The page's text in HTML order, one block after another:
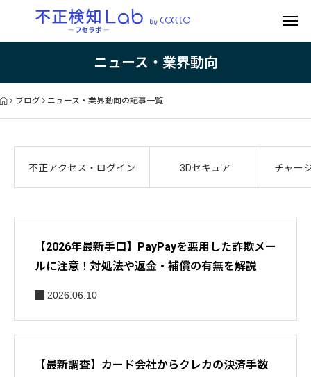
ニュース・業界動向
ブログ ニュース・業界動向の記事一覧
不正アクセス・ログイン 3Dセキュア チャー
【2026年最新手口】PayPayを悪用した詐欺メー
ルに注意！対処法や返金・補償の有無を解説
2026.06.10
【最新調査】カード会社からクレカの決済手数